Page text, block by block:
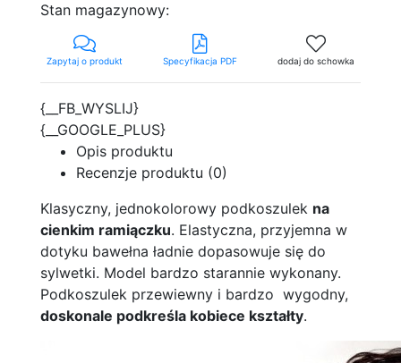
Stan magazynowy:
Zapytaj o produkt Specyfikacja PDF dodaj do schowka
{__FB_WYSLIJ}
{__GOOGLE_PLUS}
Opis produktu
Recenzje produktu (0)
Klasyczny, jednokolorowy podkoszulek na
cienkim ramiączku. Elastyczna, przyjemna w
dotyku bawełna ładnie dopasowuje się do
sylwetki. Model bardzo starannie wykonany.
Podkoszulek przewiewny i bardzo wygodny,
doskonale podkreśla kobiece kształty.